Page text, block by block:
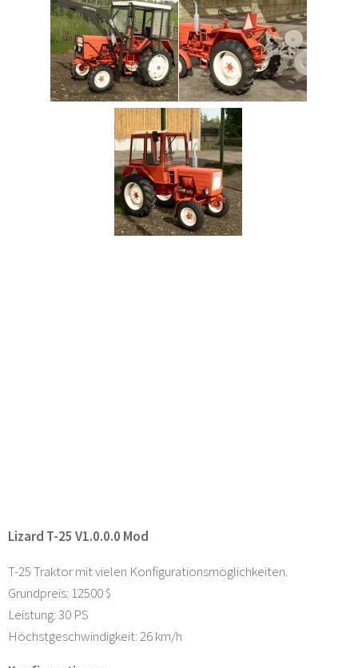
Lizard T-25 V1.0.0.0 Mod
T-25 Traktor mit vielen Konfigurationsmöglichkeiten.
Grundpreis: 12500 $
Leistung: 30 PS
Höchstgeschwindigkeit: 26 km/h